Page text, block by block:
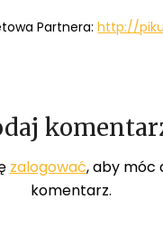
Partnera:http://
zalogować, aby móc
komentarz.